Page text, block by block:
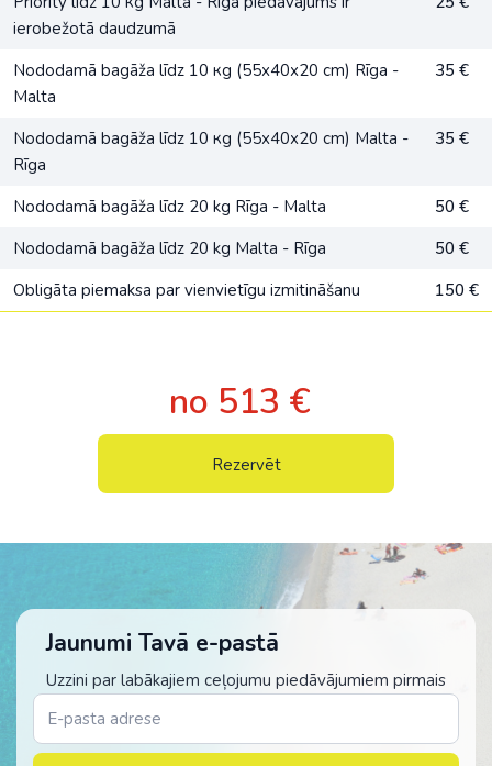
ierobežotā daudzumā
Nododamā bagāža līdz 10 кg (55х40х20 сm) Rīga -
Malta
35 €
Nododamā bagāža līdz 10 кg (55х40х20 сm) Malta -
Rīga
35 €
Nododamā bagāža līdz 20 kg Rīga - Malta
50 €
Nododamā bagāža līdz 20 kg Malta - Rīga
50 €
Obligāta piemaksa par vienvietīgu izmitināšanu
150 €
no 513 €
Rezervēt
Jaunumi Tavā e-pastā
Uzzini par labākajiem ceļojumu piedāvājumiem pirmais